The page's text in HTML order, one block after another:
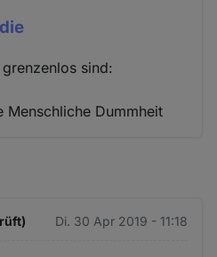
sind:
Menschliche Dummheit
Di. 30 Apr 2019 - 11:18